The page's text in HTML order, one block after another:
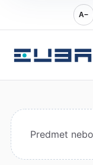
A−
Predmet